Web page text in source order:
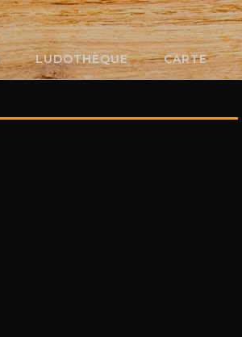
LUDOTHÈQUE CARTE